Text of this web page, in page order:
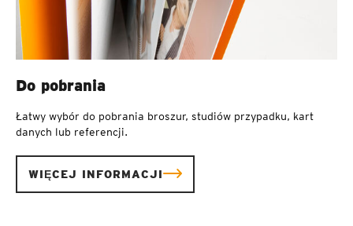
Do pobrania
Łatwy wybór do pobrania broszur, studiów przypadku, kart
danych lub referencji.
WIĘCEJ INFORMACJI